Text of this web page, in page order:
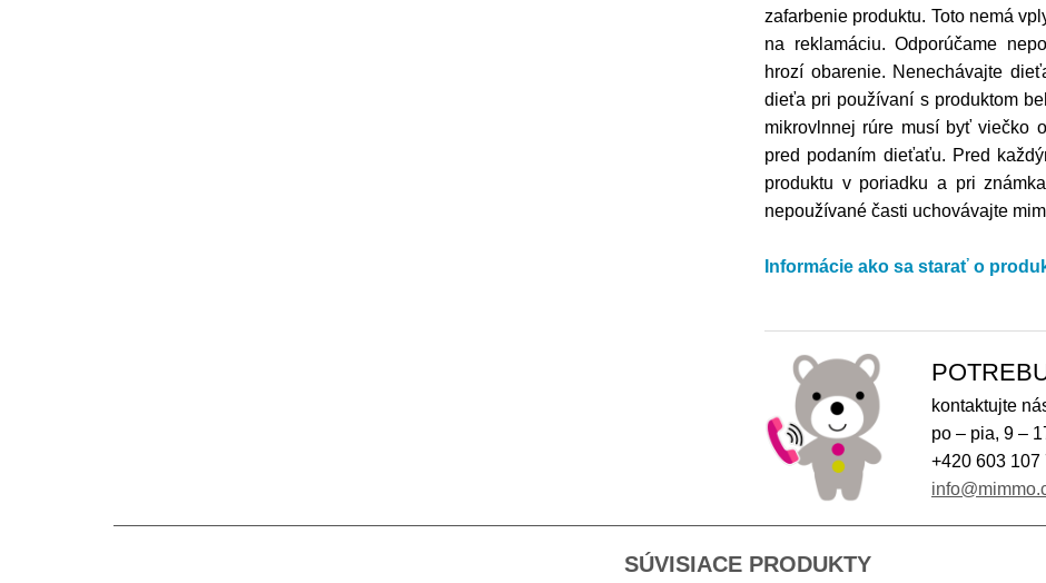
zafarbenie produktu. Toto nemá
na reklamáciu. Odporúčame
hrozí obarenie. Nenechávajte
dieťa pri používaní s produktom
mikrovlnnej rúre musí byť viečko
pred podaním dieťaťu. Pred
produktu v poriadku a pri
nepoužívané časti uchovávajte
Informácie ako sa starať o
kontaktujte
po – pia, 9 –
+420 603 107
SÚVISIACE PRODUKTY